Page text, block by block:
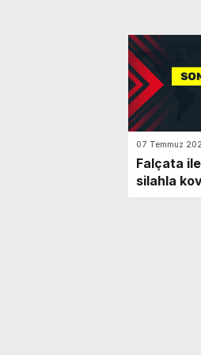
07 Temmuz
Falçata
silahla